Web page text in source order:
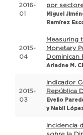
2016-
01
por
Miguel
Ramírez
2015-
04
Measuring
Monetary
Dominican
Ariadne M.
2015-
03
Indicador
República
Evelio
y Nabil
Incidencia